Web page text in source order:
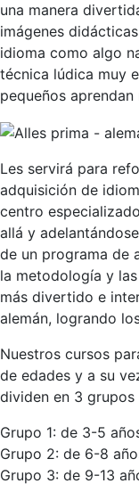
una manera
imágenes
idioma como algo
técnica lúdica muy
pequeños
Les servirá para
adquisición de
centro
allá y
de un programa de
la metodología y
más divertido e
alemán, logrando
Nuestros cursos
de edades y a su
dividen en 3
Grupo 1: de 3-5
Grupo 2: de 6-8
Grupo 3: de 9-13